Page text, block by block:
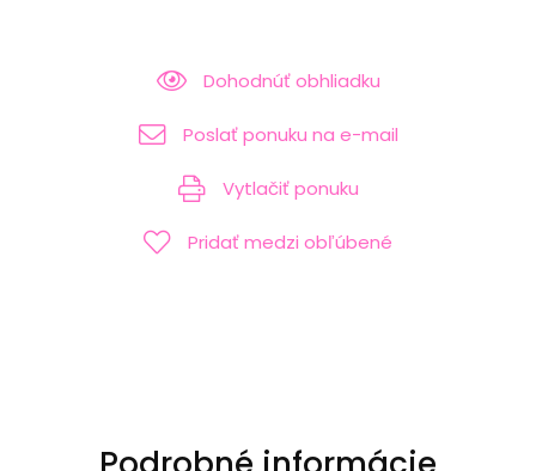
Dohodnúť obhliadku
Poslať ponuku na e-mail
Vytlačiť ponuku
Pridať medzi obľúbené